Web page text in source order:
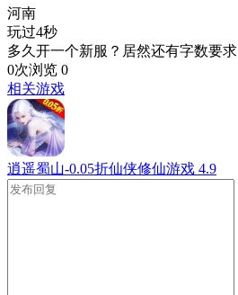
河南
玩过4秒
多久开一个新服？居然还有字数要求
0次浏览 0
相关游戏
逍遥蜀山-0.05折仙侠修仙游戏 4.9